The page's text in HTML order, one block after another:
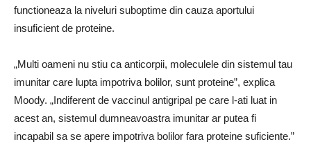
functioneaza la niveluri suboptime din cauza aportului
insuficient de proteine.
„Multi oameni nu stiu ca anticorpii, moleculele din sistemul tau
imunitar care lupta impotriva bolilor, sunt proteine”, explica
Moody. „Indiferent de vaccinul antigripal pe care l-ati luat in
acest an, sistemul dumneavoastra imunitar ar putea fi
incapabil sa se apere impotriva bolilor fara proteine ​​suficiente.”